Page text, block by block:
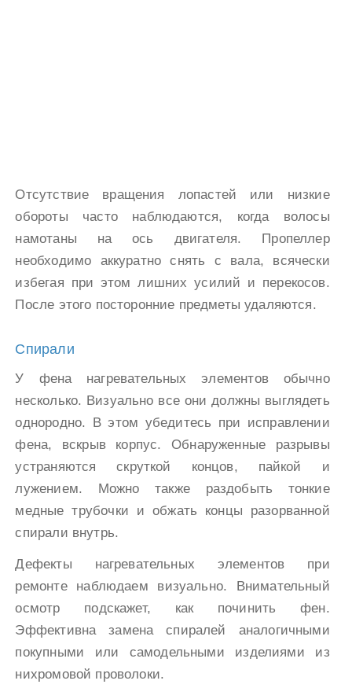
Отсутствие вращения лопастей или низкие
обороты часто наблюдаются, когда волосы
намотаны на ось двигателя. Пропеллер
необходимо аккуратно снять с вала, всячески
избегая при этом лишних усилий и перекосов.
После этого посторонние предметы удаляются.
Спирали
У фена нагревательных элементов обычно
несколько. Визуально все они должны выглядеть
однородно. В этом убедитесь при исправлении
фена, вскрыв корпус. Обнаруженные разрывы
устраняются скруткой концов, пайкой и
лужением. Можно также раздобыть тонкие
медные трубочки и обжать концы разорванной
спирали внутрь.
Дефекты нагревательных элементов при
ремонте наблюдаем визуально. Внимательный
осмотр подскажет, как починить фен.
Эффективна замена спиралей аналогичными
покупными или самодельными изделиями из
нихромовой проволоки.